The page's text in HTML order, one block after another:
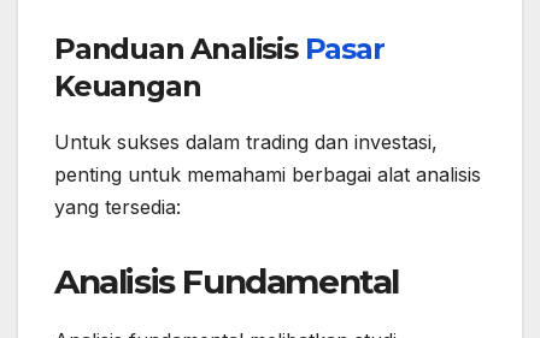
Panduan Analisis Pasar
Keuangan
Untuk sukses dalam trading dan investasi,
penting untuk memahami berbagai alat analisis
yang tersedia:
Analisis Fundamental